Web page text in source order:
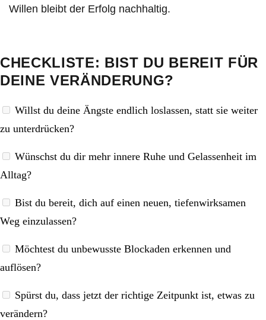
Willen bleibt der Erfolg nachhaltig.
CHECKLISTE: BIST DU BEREIT FÜR
DEINE VERÄNDERUNG?
Willst du deine Ängste endlich loslassen, statt sie weiter
zu unterdrücken?
Wünschst du dir mehr innere Ruhe und Gelassenheit im
Alltag?
Bist du bereit, dich auf einen neuen, tiefenwirksamen
Weg einzulassen?
Möchtest du unbewusste Blockaden erkennen und
auflösen?
Spürst du, dass jetzt der richtige Zeitpunkt ist, etwas zu
verändern?